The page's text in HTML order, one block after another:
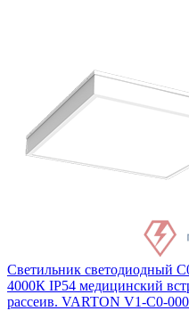
Светильник светодиодный
4000К IP54 медицинский
рассеив. VARTON V1-C0-